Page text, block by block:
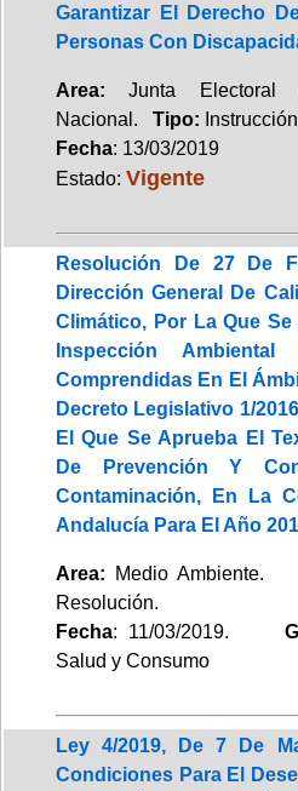
Garantizar El Derecho
Personas Con
Area: Junta
Nacional. Tipo:
Fecha: 13/03/2019
Estado: Vigente
Resolución De 27 De
Dirección General De
Climático, Por La Que
Inspección
Comprendidas En El
Decreto Legislativo 1/
El Que Se Aprueba El
De Prevención Y
Contaminación, En La
Andalucía Para El Año
Area: Medio Ambiente.
Resolución.
Fecha: 11/03/2019.
Salud y Consumo
Ley 4/2019, De 7 De
Condiciones Para El